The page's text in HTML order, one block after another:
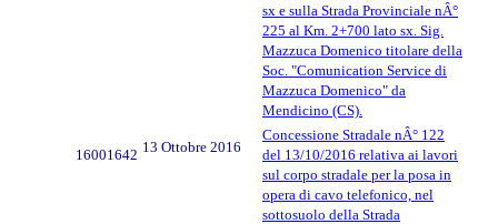
sx e sulla Strada Provinciale nÂ°
225 al Km. 2+700 lato sx. Sig.
Mazzuca Domenico titolare della
Soc. "Comunication Service di
Mazzuca Domenico" da
Mendicino (CS).
16001642 13 Ottobre 2016
Concessione Stradale nÂ° 122
del 13/10/2016 relativa ai lavori
sul corpo stradale per la posa in
opera di cavo telefonico, nel
sottosuolo della Strada